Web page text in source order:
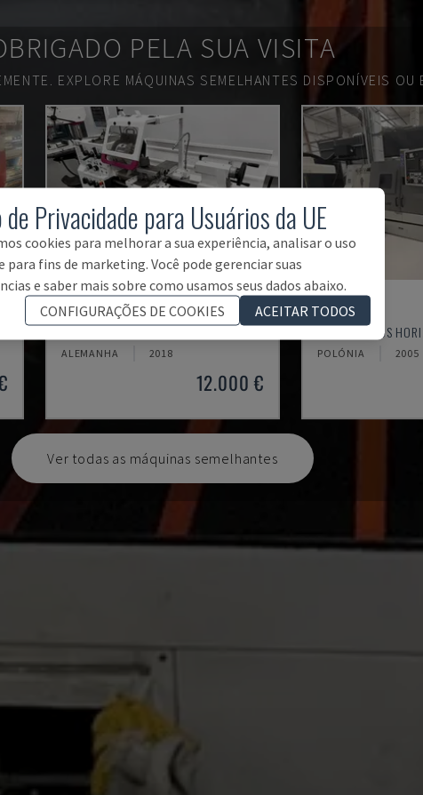
PELA SUA VISITA
EXPLORE MÁQUINAS SEMELHANTES DISPONÍVEIS OU
TH 4610
OPTIMUM - TORNOS HORIZONTAIS
ALEMANHA 2018
12.000 €
TBI-520
CMZ - TORNOS
POLÓNIA 2005
Ver todas as máquinas semelhantes
de Privacidade para Usuários da UE
cookies para melhorar a sua experiência, analisar o uso
para fins de marketing. Você pode gerenciar suas
e saber mais sobre como usamos seus dados abaixo.
CONFIGURAÇÕES DE COOKIES
ACEITAR TODOS